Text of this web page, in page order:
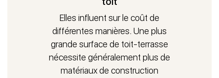
d'évacuation de fumée, une sortie de chauffage. Il est
également possible de le végétaliser pour renforcer le
pouvoir isolant de la toiture.
AMÉNAGEMENT PAYSAGER VS
AMÉNAGEMENT FONCTIONNEL
Elles influent sur le coût de
différentes manières. Une plus
grande surface de toit-terrasse
nécessite généralement plus de
matériaux de construction